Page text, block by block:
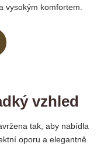
vysokým komfortem.
vzhled
tak, aby nabídla
oporu a elegantně